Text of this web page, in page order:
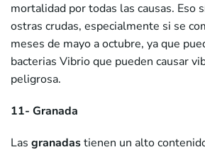
mortalidad por todas las causas. Eso
ostras crudas, especialmente si se
meses de mayo a octubre, ya que
bacterias Vibrio que pueden causar
peligrosa.
11- Granada
Las granadastienen un alto